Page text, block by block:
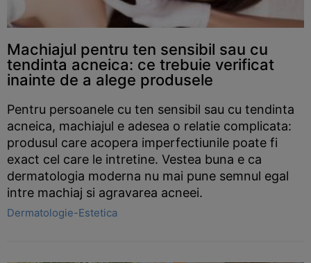
Machiajul pentru ten sensibil sau cu
tendinta acneica: ce trebuie verificat
inainte de a alege produsele
Pentru persoanele cu ten sensibil sau cu tendinta
acneica, machiajul e adesea o relatie complicata:
produsul care acopera imperfectiunile poate fi
exact cel care le intretine. Vestea buna e ca
dermatologia moderna nu mai pune semnul egal
intre machiaj si agravarea acneei.
Dermatologie-Estetica